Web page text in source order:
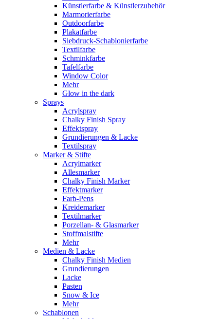
Künstlerfarbe & Künstlerzubehör
Marmorierfarbe
Outdoorfarbe
Plakatfarbe
Siebdruck-Schablonierfarbe
Textilfarbe
Schminkfarbe
Tafelfarbe
Window Color
Mehr
Glow in the dark
Sprays
Acrylspray
Chalky Finish Spray
Effektspray
Grundierungen & Lacke
Textilspray
Marker & Stifte
Acrylmarker
Allesmarker
Chalky Finish Marker
Effektmarker
Farb-Pens
Kreidemarker
Textilmarker
Porzellan- & Glasmarker
Stoffmalstifte
Mehr
Medien & Lacke
Chalky Finish Medien
Grundierungen
Lacke
Pasten
Snow & Ice
Mehr
Schablonen